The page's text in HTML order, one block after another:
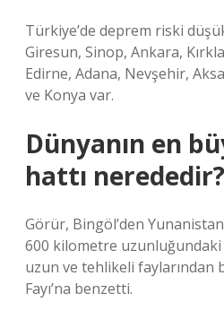
Türkiye’de deprem riski
Giresun, Sinop, Ankara,
Edirne, Adana, Nevşehir,
ve Konya var.
Dünyanın en
hattı nerededir?
Görür, Bingöl’den
600 kilometre uzunluğundaki
uzun ve tehlikeli faylarından
Fayı’na benzetti.